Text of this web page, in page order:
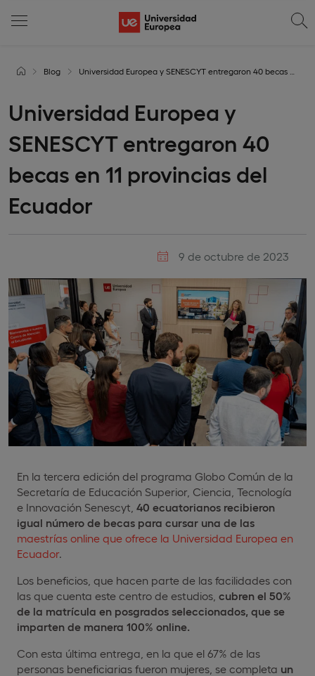
Blog Universidad Europea y SENESCYT entregaron 40 becas en 11 provincias del Ecuador
Universidad Europea y
SENESCYT entregaron 40
becas en 11 provincias del
Ecuador
9 de octubre de 2023
En la tercera edición del programa Globo Común de la
Secretaría de Educación Superior, Ciencia, Tecnología
e Innovación Senescyt, 40 ecuatorianos recibieron
igual número de becas para cursar una de las
maestrías online que ofrece la Universidad Europea en
Ecuador
Los beneficios, que hacen parte de las facilidades con
las que cuenta este centro de estudios, cubren el 50%
de la matrícula en posgrados seleccionados, que se
imparten de manera 100% online.
Con esta última entrega, en la que el 67% de las
personas beneficiarias fueron mujeres, se completa un